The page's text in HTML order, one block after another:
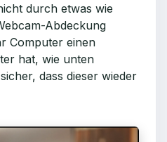
durch etwas wie
Abdeckung
Computer einen
hat, wie unten
dass dieser wieder